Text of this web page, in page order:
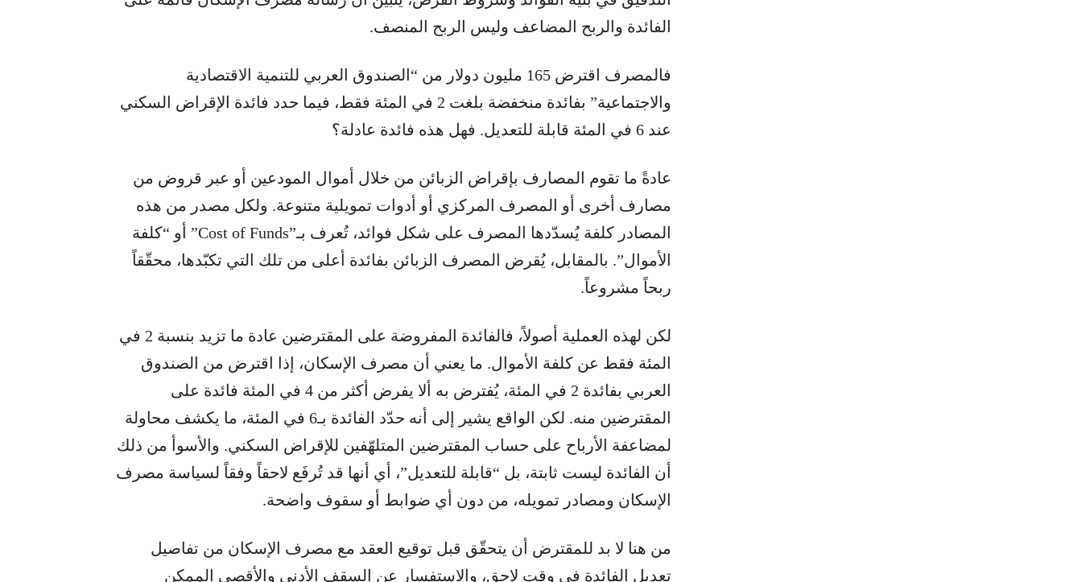
الفائدة والربح المضاعف وليس الربح المنصف.
فالمصرف اقترض 165 مليون دولار من “الصندوق العربي للتنمية الاقتصادية
والاجتماعية” بفائدة منخفضة بلغت 2 في المئة فقط، فيما حدد فائدة الإقراض السكني
عند 6 في المئة قابلة للتعديل. فهل هذه فائدة عادلة؟
عادةً ما تقوم المصارف بإقراض الزبائن من خلال أموال المودعين أو عبر قروض من
مصارف أخرى أو المصرف المركزي أو أدوات تمويلية متنوعة. ولكل مصدر من هذه
المصادر كلفة يُسدّدها المصرف على شكل فوائد، تُعرف بـ”Cost of Funds” أو “كلفة
الأموال”. بالمقابل، يُقرض المصرف الزبائن بفائدة أعلى من تلك التي تكبّدها، محقّقاً
ربحاً مشروعاً.
لكن لهذه العملية أصولاً، فالفائدة المفروضة على المقترضين عادة ما تزيد بنسبة 2 في
المئة فقط عن كلفة الأموال. ما يعني أن مصرف الإسكان، إذا اقترض من الصندوق
العربي بفائدة 2 في المئة، يُفترض به ألا يفرض أكثر من 4 في المئة فائدة على
المقترضين منه. لكن الواقع يشير إلى أنه حدّد الفائدة بـ6 في المئة، ما يكشف محاولة
لمضاعفة الأرباح على حساب المقترضين المتلهّفين للإقراض السكني. والأسوأ من ذلك
أن الفائدة ليست ثابتة، بل “قابلة للتعديل”، أي أنها قد تُرفَع لاحقاً وفقاً لسياسة مصرف
الإسكان ومصادر تمويله، من دون أي ضوابط أو سقوف واضحة.
من هنا لا بد للمقترض أن يتحقّق قبل توقيع العقد مع مصرف الإسكان من تفاصيل
تعديل الفائدة في وقت لاحق، والاستفسار عن السقف الأدنى والأقصى الممكن